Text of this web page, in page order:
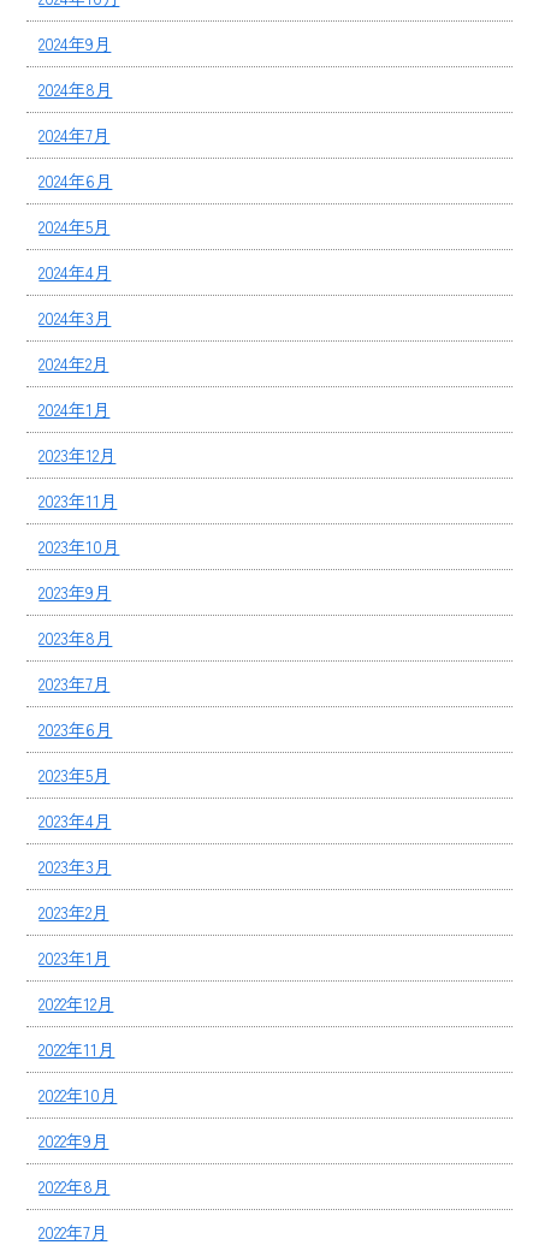
2024年9月
2024年8月
2024年7月
2024年6月
2024年5月
2024年4月
2024年3月
2024年2月
2024年1月
2023年12月
2023年11月
2023年10月
2023年9月
2023年8月
2023年7月
2023年6月
2023年5月
2023年4月
2023年3月
2023年2月
2023年1月
2022年12月
2022年11月
2022年10月
2022年9月
2022年8月
2022年7月